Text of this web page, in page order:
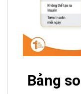
Bảng